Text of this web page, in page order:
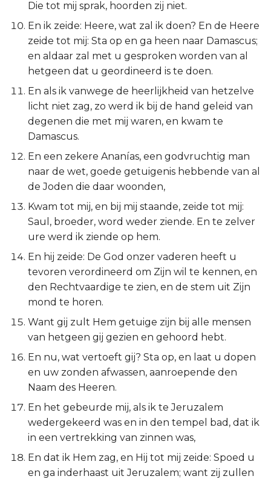
Hooglied
Jesaja
Jeremía
Klaagliederen
Hoséa
Joël
Amos
Jona
Micha
Nahum
Hábakuk
Zefánja
Die tot mij sprak, hoorden zij niet.
En ik zeide: Heere, wat zal ik doen? En de Heere
zeide tot mij: Sta op en ga heen naar Damascus;
en aldaar zal met u gesproken worden van al
hetgeen dat u geordineerd is te doen.
En als ik vanwege de heerlijkheid van hetzelve
licht niet zag, zo werd ik bij de hand geleid van
degenen die met mij waren, en kwam te
Damascus.
En een zekere Ananías, een godvruchtig man
naar de wet, goede getuigenis hebbende van al
de Joden die daar woonden,
Kwam tot mij, en bij mij staande, zeide tot mij:
Saul, broeder, word weder ziende. En te zelver
ure werd ik ziende op hem.
En hij zeide: De God onzer vaderen heeft u
tevoren verordineerd om Zijn wil te kennen, en
den Rechtvaardige te zien, en de stem uit Zijn
mond te horen.
Want gij zult Hem getuige zijn bij alle mensen
van hetgeen gij gezien en gehoord hebt.
En nu, wat vertoeft gij? Sta op, en laat u dopen
en uw zonden afwassen, aanroepende den
Naam des Heeren.
En het gebeurde mij, als ik te Jeruzalem
wedergekeerd was en in den tempel bad, dat ik
in een vertrekking van zinnen was,
En dat ik Hem zag, en Hij tot mij zeide: Spoed u
en ga inderhaast uit Jeruzalem; want zij zullen